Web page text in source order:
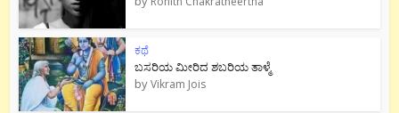
ಕಥೆ
ಬಸರಿಯ ಮೀರಿದ ಶಬರಿಯ ತಾಳ್ಮೆ
byVikram Jois